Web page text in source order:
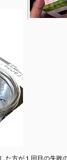
た方が１回目の失敗